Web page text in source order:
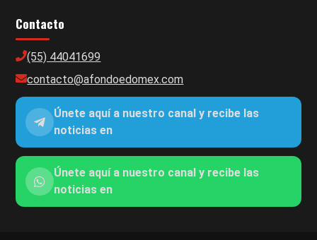
Contacto
(55) 44041699
contacto@afondoedomex.com
Únete aquí a nuestro canal y recibe las
noticias en
Únete aquí a nuestro canal y recibe las
noticias en